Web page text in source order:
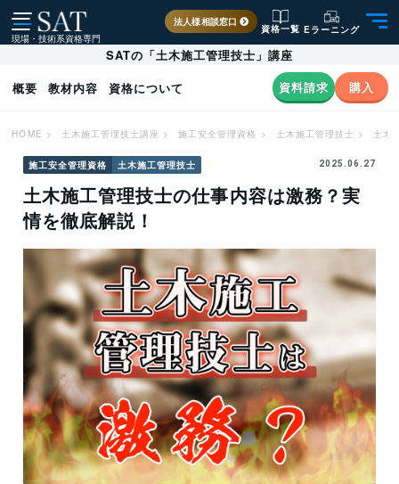
現場・技術系資格専門
法人様相談窓口
資格一覧 Eラーニング
SATの「土木施工管理技士」講座
概要
教材内容 資格について 資料請求 購入
HOME > 土木施工管理技士講座 > 施工安全管理資格 > 土木施工管理技士 > 土木
施工安全管理資格 土木施工管理技士 2025.06.27
土木施工管理技士の仕事内容は激務？実
情を徹底解説！